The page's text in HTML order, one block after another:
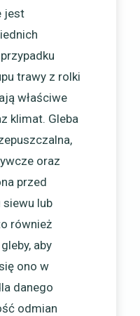
jest
trawy z rolki
właściwe
klimat. Gleba
oraz
przed
lub
również
aby
ono w
danego
odmian